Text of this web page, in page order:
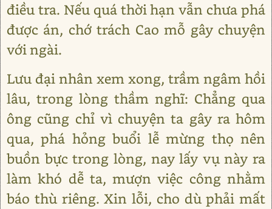
điều tra. Nếu quá thời hạn vẫn chưa phá
được án, chớ trách Cao mỗ gây chuyện
với ngài.
Lưu đại nhân xem xong, trầm ngâm hồi
lâu, trong lòng thầm nghĩ: Chẳng qua
ông cũng chỉ vì chuyện ta gây ra hôm
qua, phá hỏng buổi lễ mừng thọ nên
buồn bực trong lòng, nay lấy vụ này ra
làm khó dễ ta, mượn việc công nhằm
báo thù riêng. Xin lỗi, cho dù phải mất